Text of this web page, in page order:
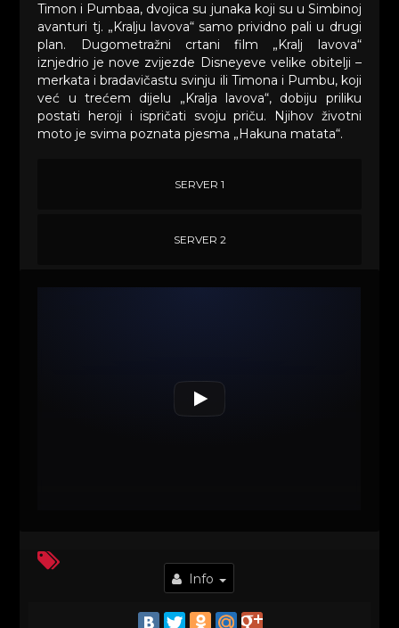
Timon i Pumbaa, dvojica su junaka koji su u Simbinoj
avanturi tj. „Kralju lavova“ samo prividno pali u drugi
plan. Dugometražni crtani film „Kralj lavova“
iznjedrio je nove zvijezde Disneyeve velike obitelji –
merkata i bradavičastu svinju ili Timona i Pumbu, koji
već u trećem dijelu „Kralja lavova“, dobiju priliku
postati heroji i ispričati svoju priču. Njihov životni
moto je svima poznata pjesma „Hakuna matata“.
SERVER 1
SERVER 2
Info